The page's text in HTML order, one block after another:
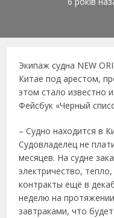
Экипаж судна NEW
Китае под арестом,
этом стало известно
Фейсбук «Черный
– Судно находится в
Судовладелец не
месяцев. На судне
электричество,
контракты ещё в
неделю на
завтраками, что